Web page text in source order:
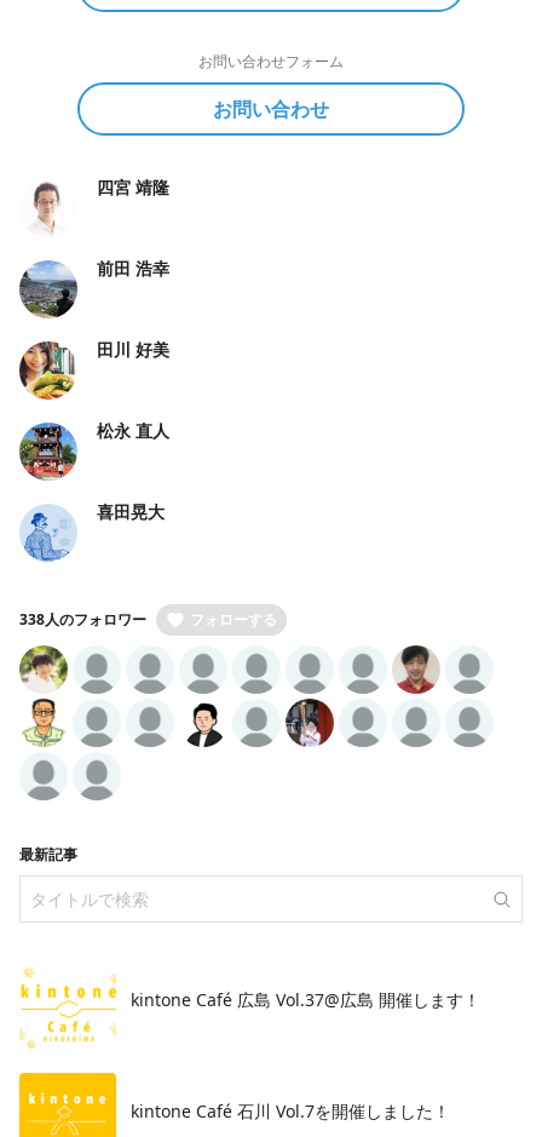
お問い合わせフォーム
お問い合わせ
四宮 靖隆
前田 浩幸
田川 好美
松永 直人
喜田晃大
338人のフォロワー フォローする
最新記事
kintone Café 広島 Vol.37@広島 開催します！
​kintone Café 石川 Vol.7を開催しました！